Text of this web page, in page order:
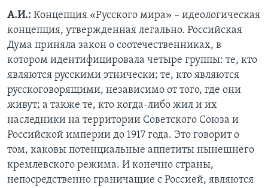
А.И.: Концепция «Русского мира» – идеологическая
концепция, утвержденная легально. Российская
Дума приняла закон о соотечественниках, в
котором идентифицировала четыре группы: те, кто
являются русскими этнически; те, кто являются
русскоговорящими, независимо от того, где они
живут; а также те, кто когда-либо жил и их
наследники на территории Советского Союза и
Российской империи до 1917 года. Это говорит о
том, каковы потенциальные аппетиты нынешнего
кремлевского режима. И конечно страны,
непосредственно граничащие с Россией, являются